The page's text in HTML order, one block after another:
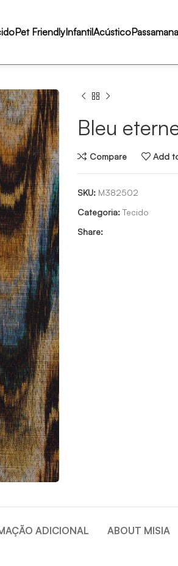
Pet FriendlyInfantilAcústico
Bleu
Compare Add
SKU: M382502
Categoria: Tecido
Share:
ADICIONAL ABOUT MISIA